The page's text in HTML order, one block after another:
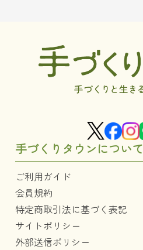
手づくりタウンについて
ご利用ガイド
会員規約
特定商取引法に基づく表記
サイトポリシー
外部送信ポリシー